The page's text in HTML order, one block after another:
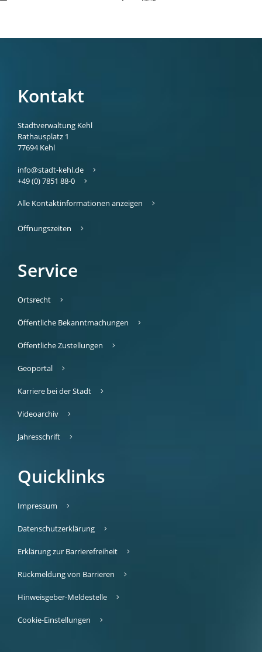
Kontakt
Stadtverwaltung Kehl
Rathausplatz 1
77694 Kehl
info@stadt-kehl.de
+49 (0) 7851 88-0
Alle Kontaktinformationen anzeigen
Öffnungszeiten
Service
Ortsrecht
Öffentliche Bekanntmachungen
Öffentliche Zustellungen
Geoportal
Karriere bei der Stadt
Videoarchiv
Jahresschrift
Quicklinks
Impressum
Datenschutzerklärung
Erklärung zur Barrierefreiheit
Rückmeldung von Barrieren
Hinweisgeber-Meldestelle
Cookie-Einstellungen